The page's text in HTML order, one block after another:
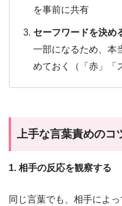
を事前に共有
セーフワードを決め
一部になるため、本
めておく（「赤」「
上手な言葉責めのコ
1. 相手の反応を観察する
同じ言葉でも、相手によ